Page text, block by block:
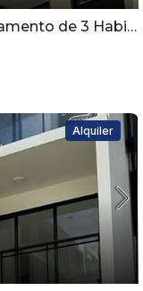
en Cerros del Yaque | Piscina y Casa Club |
Alquiler